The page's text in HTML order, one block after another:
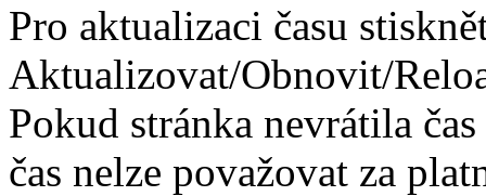
Pro aktualizaci času
Aktualizovat/Obnovit/
Pokud stránka nevrátila
čas nelze považovat za